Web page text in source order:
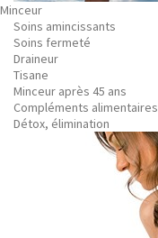
Minceur
Soins amincissants
Soins fermeté
Draineur
Tisane
Minceur après 45 ans
Compléments alimentaires
Détox, élimination